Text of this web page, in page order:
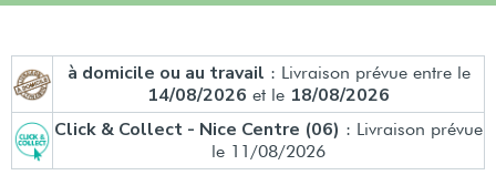
à domicile ou au travail : Livraison prévue entre le
14/08/2026 et le 18/08/2026
Click & Collect - Nice Centre (06) : Livraison prévue
le 11/08/2026